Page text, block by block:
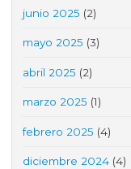
junio 2025 (2)
mayo 2025 (3)
abril 2025 (2)
marzo 2025 (1)
febrero 2025 (4)
diciembre 2024 (4)